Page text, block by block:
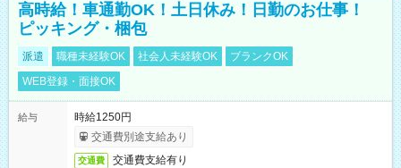
高時給！車通勤OK！土日休み！日勤のお仕事！
ピッキング・梱包
派遣 職種未経験OK 社会人未経験OK
ブランクOK
WEB登録・面接OK
給与
時給1250円
交通費別途支給あり
交通費 交通費支給有り